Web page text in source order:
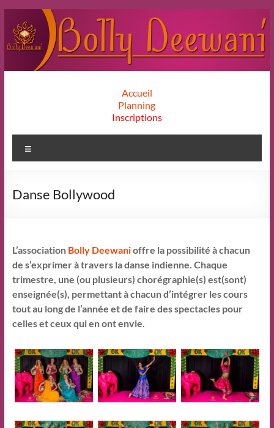
au
contenu
Accueil
Planning
Inscriptions
Danse Bollywood
L’association Bolly Deewanioffre la possibilité à chacun
de s’exprimer à travers la danse indienne. Chaque
trimestre, une (ou plusieurs) chorégraphie(s) est(sont)
enseignée(s), permettant à chacun d’intégrer les cours
tout au long de l’année et de faire des spectacles pour
celles et ceux qui en ont envie.